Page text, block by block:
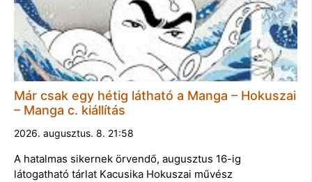
Már csak egy hétig látható a Manga – Hokuszai
– Manga c. kiállítás
2026. augusztus. 8. 21:58
A hatalmas sikernek örvendő, augusztus 16-ig
látogatható tárlat Kacusika Hokuszai művész